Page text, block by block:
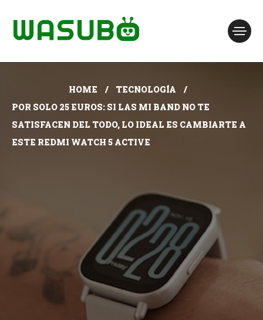
HOME
TECNOLOGÍA
POR SOLO 25 EUROS: SI LAS MI BAND NO TE
SATISFACEN DEL TODO, LO IDEAL ES CAMBIARTE A
ESTE REDMI WATCH 5 ACTIVE